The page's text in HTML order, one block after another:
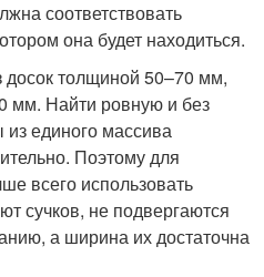
соответствовать
она будет находиться.
толщиной 50–70 мм,
мм. Найти ровную и без
из единого массива
Поэтому для
всего использовать
сучков, не подвергаются
а ширина их достаточна